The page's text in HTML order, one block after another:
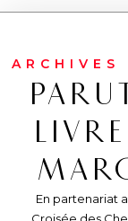
ARCHIVES
En partenariat